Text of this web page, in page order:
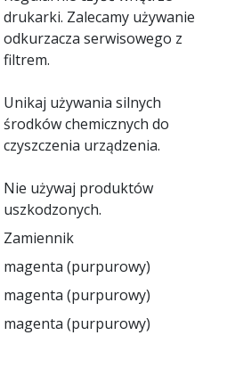
drukarki. Zalecamy używanie
odkurzacza serwisowego z
filtrem.
Unikaj używania silnych
środków chemicznych do
czyszczenia urządzenia.
Nie używaj produktów
uszkodzonych.
Zamiennik
magenta (purpurowy)
magenta (purpurowy)
magenta (purpurowy)